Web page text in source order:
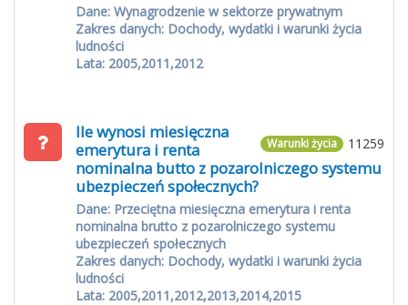
Dane: Wynagrodzenie w sektorze prywatnym
Zakres danych: Dochody, wydatki i warunki życia
ludności
Lata: 2005,2011,2012
11259
Warunki życia
Ile wynosi miesięczna
emerytura i renta
nominalna butto z pozarolniczego systemu
ubezpieczeń społecznych?
Dane: Przeciętna miesięczna emerytura i renta
nominalna brutto z pozarolniczego systemu
ubezpieczeń społecznych
Zakres danych: Dochody, wydatki i warunki życia
ludności
Lata: 2005,2011,2012,2013,2014,2015